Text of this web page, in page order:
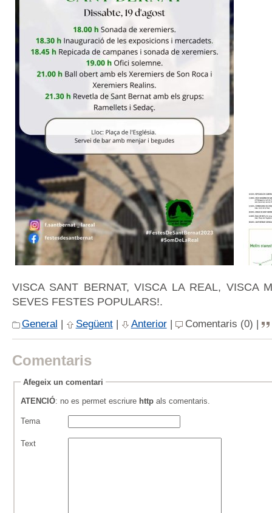
VISCA SANT BERNAT, VISCA LA REAL, VISCA
SEVES FESTES POPULARS!.
General | Següent| Anterior| Comentaris (0) |
Comentaris
Afegeix un comentari
ATENCIÓ: no es permet escriure httpals comentaris.
Tema
Text